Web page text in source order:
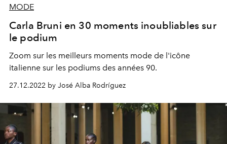
MODE
Carla Bruni en 30 moments inoubliables sur
le podium
Zoom sur les meilleurs moments mode de l'icône
italienne sur les podiums des années 90.
27.12.2022 by José Alba Rodríguez